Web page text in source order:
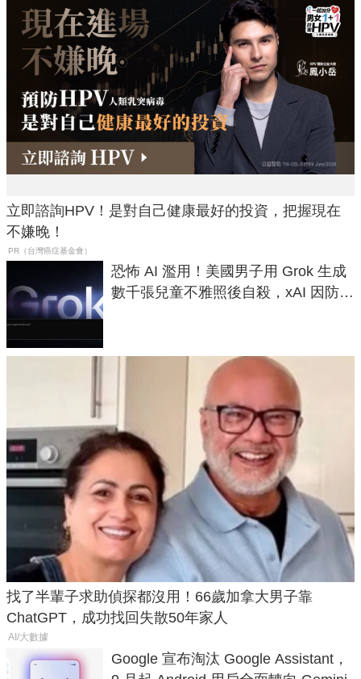
立即諮詢HPV！是對自己健康最好的投資，把握現在
不嫌晚！
PR（台灣癌症基金會）
恐怖 AI 濫用！美國男子用 Grok 生成
數千張兒童不雅照後自殺，xAI 因防護
找了半輩子求助偵探都沒用！66歲加拿大男子靠
ChatGPT，成功找回失散50年家人
AI/大數據
Google 宣布淘汰 Google Assistant，